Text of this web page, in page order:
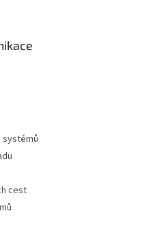
systémů
cest